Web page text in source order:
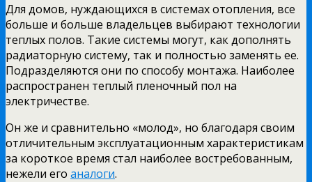
Для домов, нуждающихся в системах отопления, все
больше и больше владельцев выбирают технологии
теплых полов. Такие системы могут, как дополнять
радиаторную систему, так и полностью заменять ее.
Подразделяются они по способу монтажа. Наиболее
распространен теплый пленочный пол на
электричестве.
Он же и сравнительно «молод», но благодаря своим
отличительным эксплуатационным характеристикам
за короткое время стал наиболее востребованным,
нежели его аналоги.